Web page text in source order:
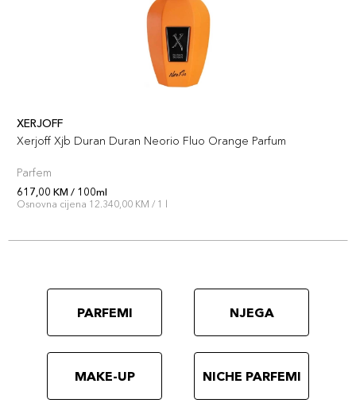
XERJOFF
Xerjoff Xjb Duran Duran Neorio Fluo Orange Parfum
Parfem
617,00 KM / 100ml
Osnovna cijena 12.340,00 KM / 1 l
PARFEMI NJEGA
MAKE-UP NICHE PARFEMI